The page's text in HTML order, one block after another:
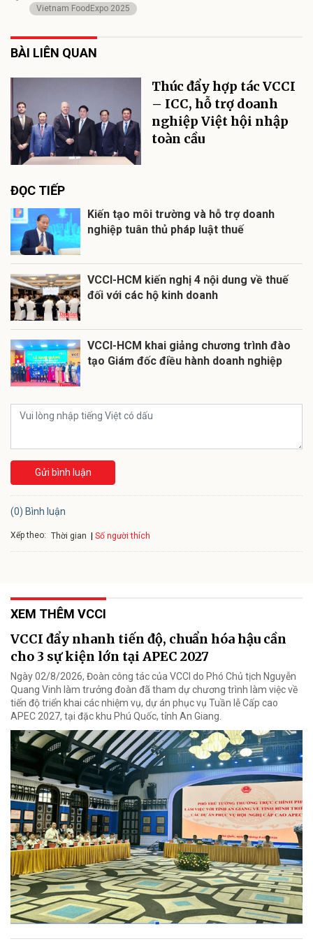
Vietnam FoodExpo 2025
BÀI LIÊN QUAN
Thúc đẩy hợp tác VCCI
– ICC, hỗ trợ doanh
nghiệp Việt hội nhập
toàn cầu
ĐỌC TIẾP
Kiến tạo môi trường và hỗ trợ doanh
nghiệp tuân thủ pháp luật thuế
VCCI-HCM kiến nghị 4 nội dung về thuế
đối với các hộ kinh doanh
VCCI-HCM khai giảng chương trình đào
tạo Giám đốc điều hành doanh nghiệp
Gửi bình luận
(0) Bình luận
Xếp theo: Thời gian Số người thích
XEM THÊM VCCI
VCCI đẩy nhanh tiến độ, chuẩn hóa hậu cần
cho 3 sự kiện lớn tại APEC 2027
Ngày 02/8/2026, Đoàn công tác của VCCI do Phó Chủ tịch Nguyễn
Quang Vinh làm trưởng đoàn đã tham dự chương trình làm việc về
tiến độ triển khai các nhiệm vụ, dự án phục vụ Tuần lễ Cấp cao
APEC 2027, tại đặc khu Phú Quốc, tỉnh An Giang.